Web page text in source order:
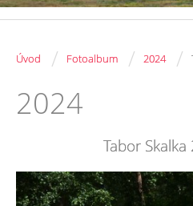
Úvod / Fotoalbum / 2024 /
2024
Tabor